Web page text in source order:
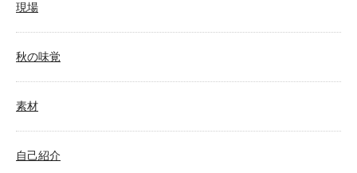
現場
秋の味覚
素材
自己紹介